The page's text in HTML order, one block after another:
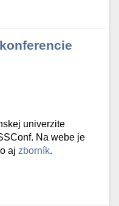
univerzite
Na webe je
aj zborník.